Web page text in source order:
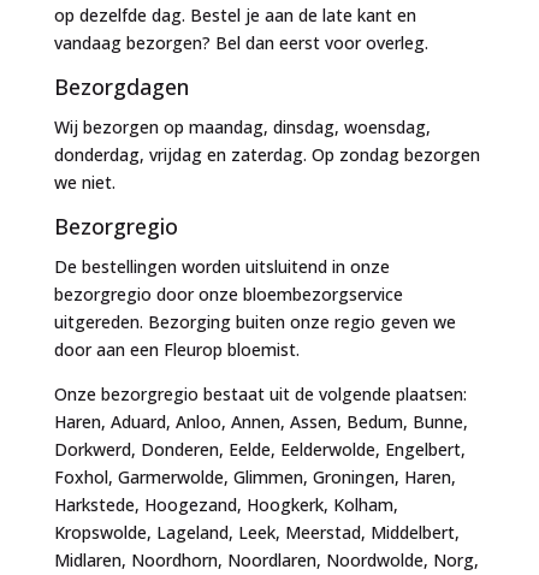
op dezelfde dag. Bestel je aan de late kant en
vandaag bezorgen? Bel dan eerst voor overleg.
Bezorgdagen
Wij bezorgen op maandag, dinsdag, woensdag,
donderdag, vrijdag en zaterdag. Op zondag bezorgen
we niet.
Bezorgregio
De bestellingen worden uitsluitend in onze
bezorgregio door onze bloembezorgservice
uitgereden. Bezorging buiten onze regio geven we
door aan een Fleurop bloemist.
Onze bezorgregio bestaat uit de volgende plaatsen:
Haren, Aduard, Anloo, Annen, Assen, Bedum, Bunne,
Dorkwerd, Donderen, Eelde, Eelderwolde, Engelbert,
Foxhol, Garmerwolde, Glimmen, Groningen, Haren,
Harkstede, Hoogezand, Hoogkerk, Kolham,
Kropswolde, Lageland, Leek, Meerstad, Middelbert,
Midlaren, Noordhorn, Noordlaren, Noordwolde, Norg,